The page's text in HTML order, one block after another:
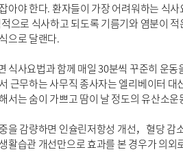
아야 한다. 환자들이 가장 어려워하는 식
으로 식사하고 되도록 기름기와 염분이
으로 달랜다.
식사요법과 함께 매일 30분씩 꾸준히 운
근무하는 사무직 종사자는 엘리베이터
서는 숨이 가쁘고 땀이 날 정도의 유산소운
을 감량하면 인슐린저항성 개선，혈당
활습관 개선만으로 효과를 본 경우가 의